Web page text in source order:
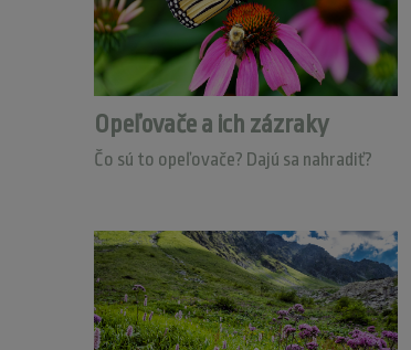
Opeľovače a ich zázraky
Čo sú to opeľovače? Dajú sa nahradiť?